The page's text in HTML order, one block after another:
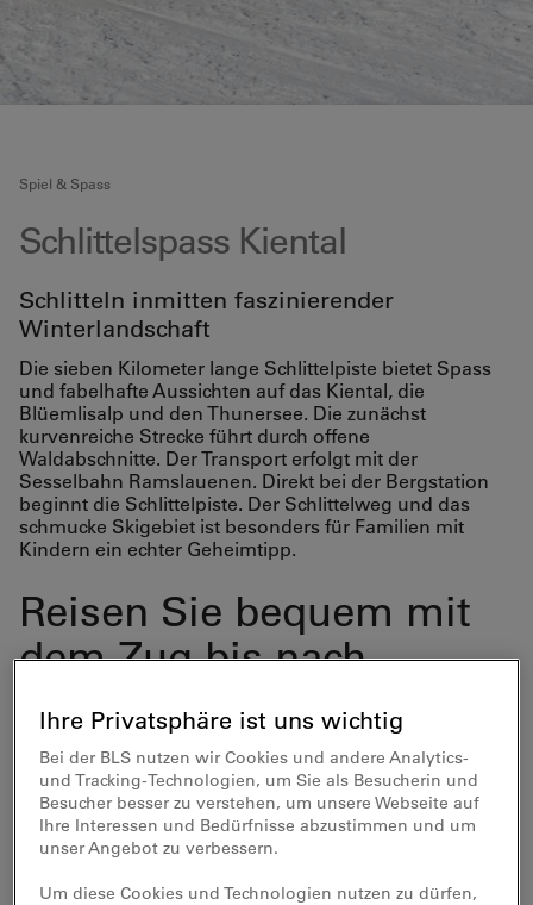
Spiel & Spass
Schlittelspass Kiental
Schlitteln inmitten faszinierender
Winterlandschaft
Die sieben Kilometer lange Schlittelpiste bietet Spass
und fabelhafte Aussichten auf das Kiental, die
Blüemlisalp und den Thunersee. Die zunächst
kurvenreiche Strecke führt durch offene
Waldabschnitte. Der Transport erfolgt mit der
Sesselbahn Ramslauenen. Direkt bei der Bergstation
beginnt die Schlittelpiste. Der Schlittelweg und das
schmucke Skigebiet ist besonders für Familien mit
Kindern ein echter Geheimtipp.
Reisen Sie bequem mit
dem Zug bis nach
Reichenbach im
Kandertal. Von dort
nehmen Sie das
Postauto bis «Kiental,
Ramslauenen».
Ihre Privatsphäre ist uns wichtig
Bei der BLS nutzen wir Cookies und andere Analytics-
und Tracking-Technologien, um Sie als Besucherin und
Besucher besser zu verstehen, um unsere Webseite auf
Ihre Interessen und Bedürfnisse abzustimmen und um
unser Angebot zu verbessern.
Um diese Cookies und Technologien nutzen zu dürfen,